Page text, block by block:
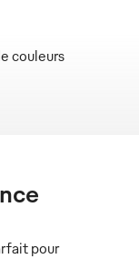
couleurs
pour